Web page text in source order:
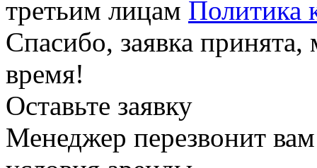
третьим лицам Политика
Спасибо, заявка
время!
Оставьте заявку
Менеджер перезвонит